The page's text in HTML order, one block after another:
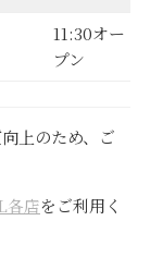
11:30オー
プン
上のため、ご
各店をご利用く